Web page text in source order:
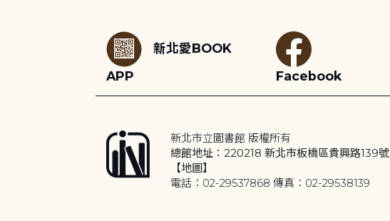
新北愛BOOK
APP
Facebook
新北市立圖書館 版權所有
總館地址：220218 新北市板橋區貴興路139號
【地圖】
電話：02-29537868 傳真：02-29538139